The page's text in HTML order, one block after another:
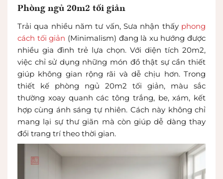
Phòng ngủ 20m2 tối giản
Trải qua nhiều năm tư vấn, Sưa nhận thấy phong
cách tối giản (Minimalism) đang là xu hướng được
nhiều gia đình trẻ lựa chọn. Với diện tích 20m2,
việc chỉ sử dụng những món đồ thật sự cần thiết
giúp không gian rộng rãi và dễ chịu hơn. Trong
thiết kế phòng ngủ 20m2 tối giản, màu sắc
thường xoay quanh các tông trắng, be, xám, kết
hợp cùng ánh sáng tự nhiên. Cách này không chỉ
mang lại sự thư giãn mà còn giúp dễ dàng thay
đổi trang trí theo thời gian.